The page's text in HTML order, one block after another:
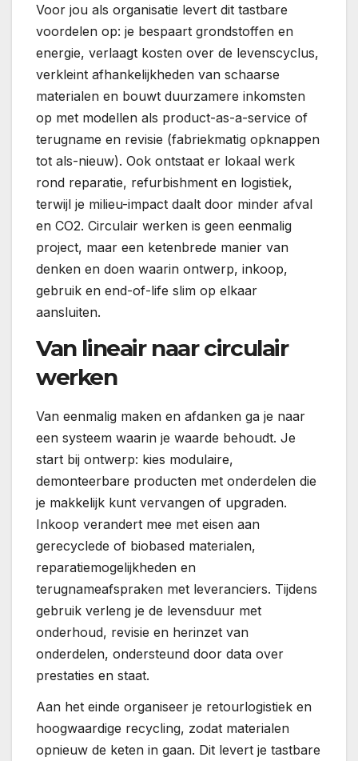
Voor jou als organisatie levert dit tastbare
voordelen op: je bespaart grondstoffen en
energie, verlaagt kosten over de levenscyclus,
verkleint afhankelijkheden van schaarse
materialen en bouwt duurzamere inkomsten
op met modellen als product-as-a-service of
terugname en revisie (fabriekmatig opknappen
tot als-nieuw). Ook ontstaat er lokaal werk
rond reparatie, refurbishment en logistiek,
terwijl je milieu-impact daalt door minder afval
en CO2. Circulair werken is geen eenmalig
project, maar een ketenbrede manier van
denken en doen waarin ontwerp, inkoop,
gebruik en end-of-life slim op elkaar
aansluiten.
Van lineair naar circulair
werken
Van eenmalig maken en afdanken ga je naar
een systeem waarin je waarde behoudt. Je
start bij ontwerp: kies modulaire,
demonteerbare producten met onderdelen die
je makkelijk kunt vervangen of upgraden.
Inkoop verandert mee met eisen aan
gerecyclede of biobased materialen,
reparatiemogelijkheden en
terugnameafspraken met leveranciers. Tijdens
gebruik verleng je de levensduur met
onderhoud, revisie en herinzet van
onderdelen, ondersteund door data over
prestaties en staat.
Aan het einde organiseer je retourlogistiek en
hoogwaardige recycling, zodat materialen
opnieuw de keten in gaan. Dit levert je tastbare